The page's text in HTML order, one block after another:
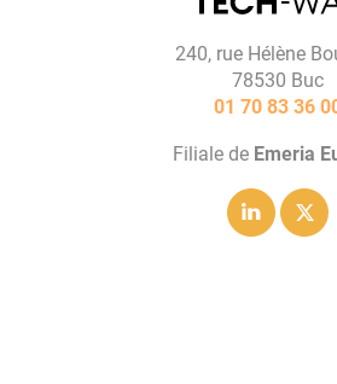
240, rue Hélène
78530 Buc
01 70 83 36
Filiale de Emeria